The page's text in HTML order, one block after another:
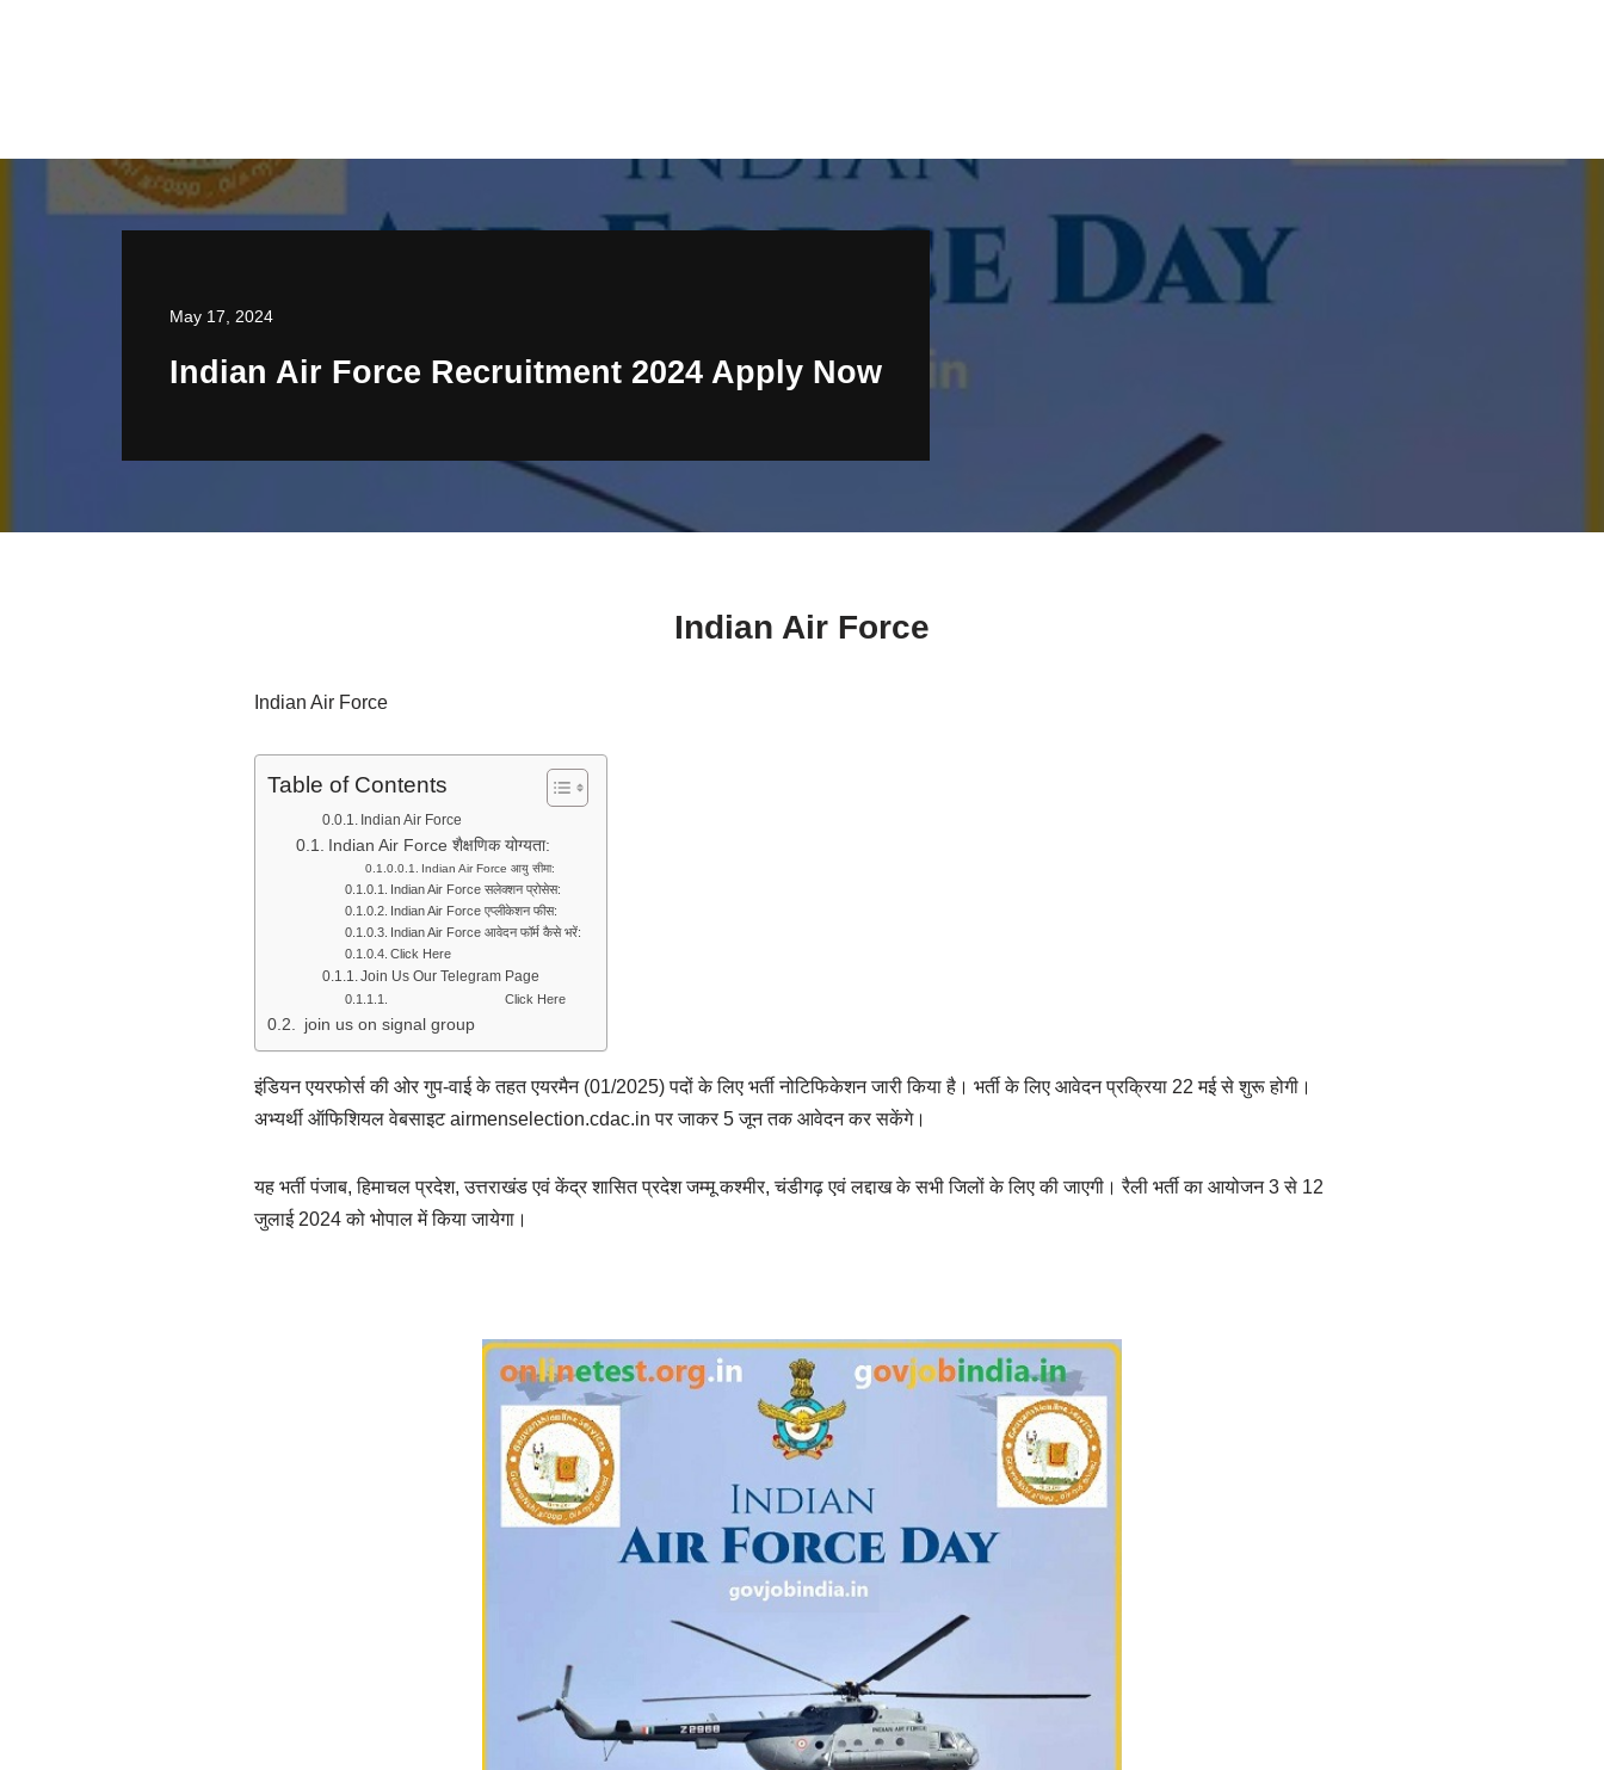
May 17, 2024
Indian Air Force Recruitment 2024 Apply Now
Indian Air Force
Indian Air Force
Table of Contents
Indian Air Force
Indian Air Force शैक्षणिक योग्यता:
Indian Air Force आयु सीमा:
Indian Air Force सलेक्शन प्रोसेस:
Indian Air Force एप्लीकेशन फीस:
Indian Air Force आवेदन फॉर्म कैसे भरें:
Click Here
Join Us Our Telegram Page
Click Here
join us on signal group
इंडियन एयरफोर्स की ओर गुप-वाई के तहत एयरमैन (01/2025) पदों के लिए भर्ती नोटिफिकेशन जारी किया है। भर्ती के लिए आवेदन प्रक्रिया 22 मई से शुरू होगी।
अभ्यर्थी ऑफिशियल वेबसाइट airmenselection.cdac.in पर जाकर 5 जून तक आवेदन कर सकेंगे।
यह भर्ती पंजाब, हिमाचल प्रदेश, उत्तराखंड एवं केंद्र शासित प्रदेश जम्मू कश्मीर, चंडीगढ़ एवं लद्दाख के सभी जिलों के लिए की जाएगी। रैली भर्ती का आयोजन 3 से 12
जुलाई 2024 को भोपाल में किया जायेगा।